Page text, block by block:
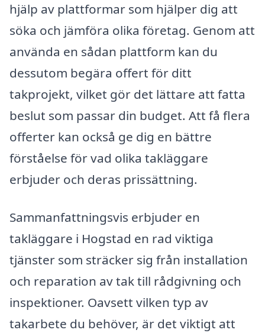
hjälp av plattformar som hjälper dig att
söka och jämföra olika företag. Genom att
använda en sådan plattform kan du
dessutom begära offert för ditt
takprojekt, vilket gör det lättare att fatta
beslut som passar din budget. Att få flera
offerter kan också ge dig en bättre
förståelse för vad olika takläggare
erbjuder och deras prissättning.
Sammanfattningsvis erbjuder en
takläggare i Hogstad en rad viktiga
tjänster som sträcker sig från installation
och reparation av tak till rådgivning och
inspektioner. Oavsett vilken typ av
takarbete du behöver, är det viktigt att